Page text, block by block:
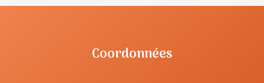
Coordonnées